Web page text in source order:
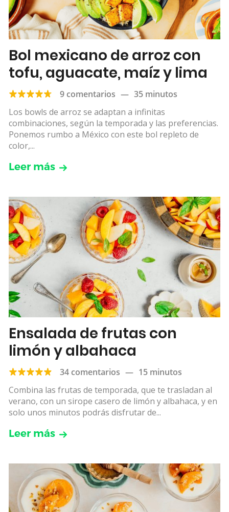
Bol mexicano de arroz con
tofu, aguacate, maíz y lima
9 comentarios — 35 minutos
Los bowls de arroz se adaptan a infinitas
combinaciones, según la temporada y las preferencias.
Ponemos rumbo a México con este bol repleto de
color,...
Leer más
Ensalada de frutas con
limón y albahaca
34 comentarios — 15 minutos
Combina las frutas de temporada, que te trasladan al
verano, con un sirope casero de limón y albahaca, y en
solo unos minutos podrás disfrutar de...
Leer más